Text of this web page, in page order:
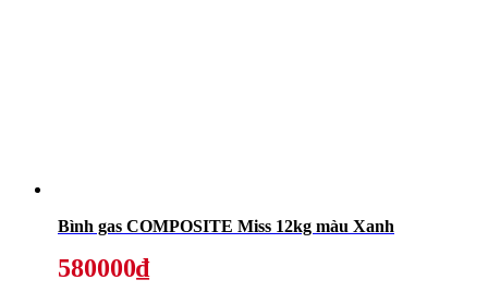
Bình gas COMPOSITE Miss 12kg màu Xanh
580000₫